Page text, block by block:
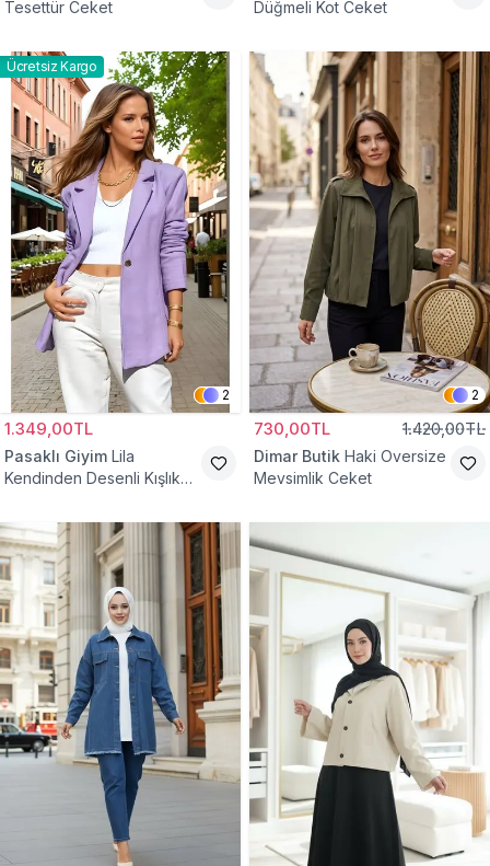
Tesettür Ceket
Düğmeli Kot Ceket
Ücretsiz Kargo
2
1.349,00TL
Pasaklı Giyim Lila
Kendinden Desenli Kışlık
Tesettür Ceket
2
730,00TL 1.420,00TL
Dimar Butik Haki Oversize
Mevsimlik Ceket